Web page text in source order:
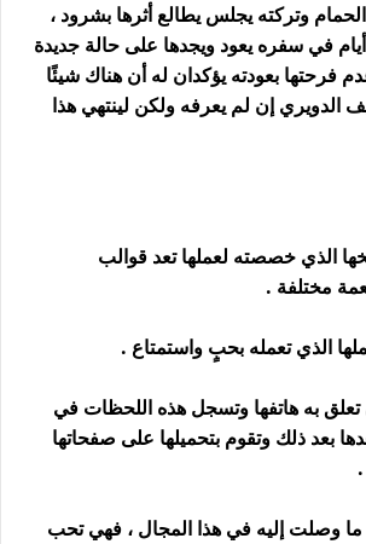
وتركته يجلس يطالع أثرها بشرود ،
في سفره يعود ويجدها على حالة جديدة
فرحتها بعودته يؤكدان له أن هناك شيئًا
الدويري إن لم يعرفه ولكن لينتهي هذا
الذي خصصته لعملها تعد قوالب
مختلفة .
الذي تعمله بحبٍ واستمتاع .
به هاتفها وتسجل هذه اللحظات في
بعد ذلك وتقوم بتحميلها على صفحاتها
ما وصلت إليه في هذا المجال ، فهي تحب